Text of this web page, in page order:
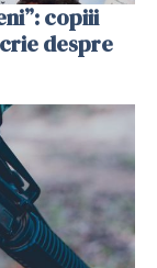
copiii
despre